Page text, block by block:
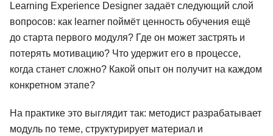
Learning Experience Designer задаёт следующий слой
вопросов: как learner поймёт ценность обучения ещё
до старта первого модуля? Где он может застрять и
потерять мотивацию? Что удержит его в процессе,
когда станет сложно? Какой опыт он получит на каждом
конкретном этапе?
На практике это выглядит так: методист разрабатывает
модуль по теме, структурирует материал и